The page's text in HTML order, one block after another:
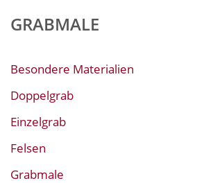
GRABMALE
Besondere Materialien
Doppelgrab
Einzelgrab
Felsen
Grabmale